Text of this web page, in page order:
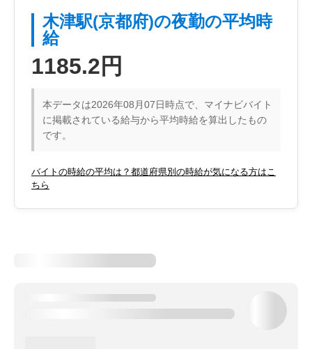
木津駅(京都府)の夜勤の平均時
給
1185.2円
本データは2026年08月07日時点で、マイナビバイト
に掲載されている給与から平均時給を算出したもの
です。
バイトの時給の平均は？都道府県別の時給が気になる方はこ
ちら